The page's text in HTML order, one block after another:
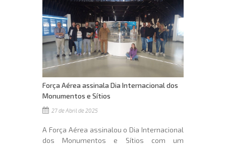
Força Aérea assinala Dia Internacional dos
Monumentos e Sítios
27 de Abril de 2025
A Força Aérea assinalou o Dia Internacional
dos Monumentos e Sítios com um